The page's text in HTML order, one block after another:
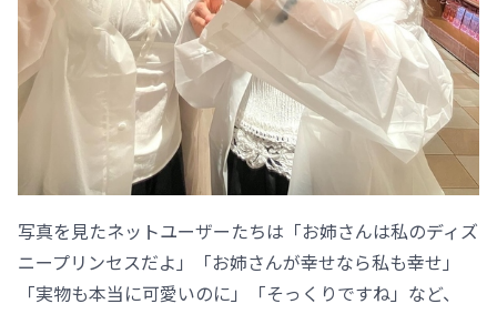
写真を見たネットユーザーたちは「お姉さんは私のディズ
ニープリンセスだよ」「お姉さんが幸せなら私も幸せ」
「実物も本当に可愛いのに」「そっくりですね」など、